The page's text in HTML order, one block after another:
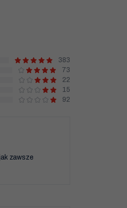
383
73
22
15
92
zawsze